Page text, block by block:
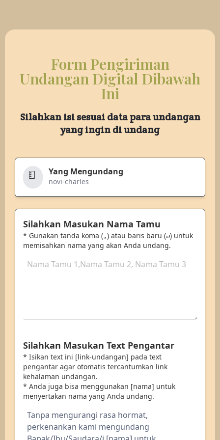
Form Pengiriman
Undangan Digital Dibawah
Ini
Silahkan isi sesuai data para undangan
yang ingin di undang
Yang Mengundang
novi-charles
Silahkan Masukan Nama Tamu
* Gunakan tanda koma (,) atau baris baru (↵) untuk
memisahkan nama yang akan Anda undang.
Silahkan Masukan Text Pengantar
* Isikan text ini [link-undangan] pada text
pengantar agar otomatis tercantumkan link
kehalaman undangan.
* Anda juga bisa menggunakan [nama] untuk
menyertakan nama yang Anda undang.